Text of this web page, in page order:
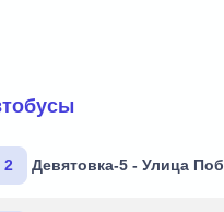
2 Девятовка-5 - Улица